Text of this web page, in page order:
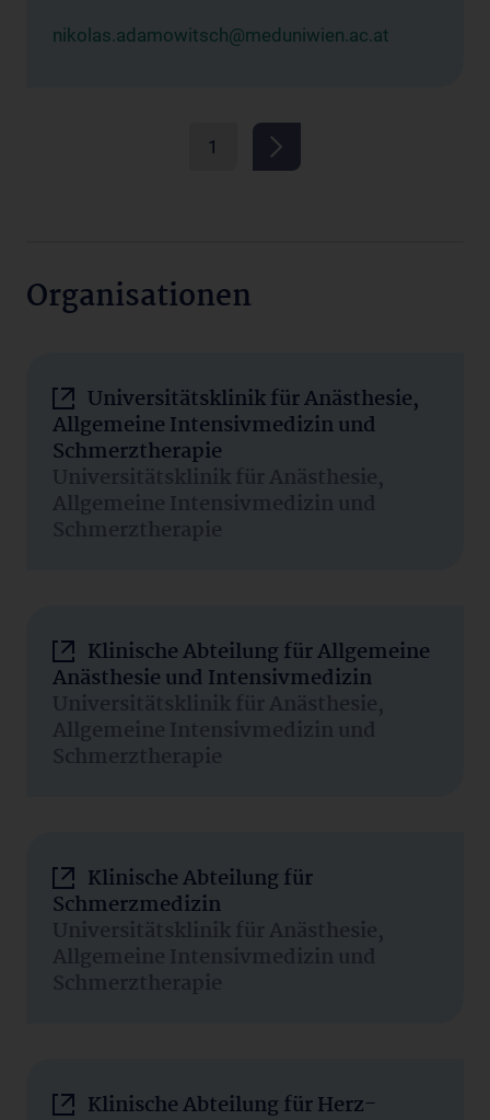
nikolas.adamowitsch@meduniwien.ac.at
1
Organisationen
Universitätsklinik für Anästhesie,
Allgemeine Intensivmedizin und
Schmerztherapie
Universitätsklinik für Anästhesie,
Allgemeine Intensivmedizin und
Schmerztherapie
Klinische Abteilung für Allgemeine
Anästhesie und Intensivmedizin
Universitätsklinik für Anästhesie,
Allgemeine Intensivmedizin und
Schmerztherapie
Klinische Abteilung für
Schmerzmedizin
Universitätsklinik für Anästhesie,
Allgemeine Intensivmedizin und
Schmerztherapie
Klinische Abteilung für Herz-